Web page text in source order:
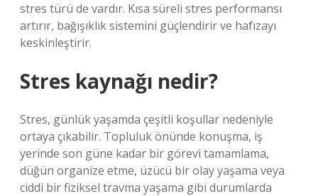
stres türü de vardır. Kısa süreli stres performansı
artırır, bağışıklık sistemini güçlendirir ve hafızayı
keskinleştirir.
Stres kaynağı nedir?
Stres, günlük yaşamda çeşitli koşullar nedeniyle
ortaya çıkabilir. Topluluk önünde konuşma, iş
yerinde son güne kadar bir görevi tamamlama,
düğün organize etme, üzücü bir olay yaşama veya
ciddi bir fiziksel travma yaşama gibi durumlarda